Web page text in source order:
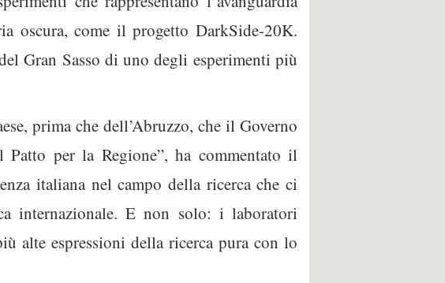
oscura, come il progetto DarkSide-20K.
Gran Sasso di uno degli esperimenti più
prima che dell’Abruzzo, che il Governo
Patto per la Regione”, ha commentato il
italiana nel campo della ricerca che ci
internazionale. E non solo: i laboratori
alte espressioni della ricerca pura con lo